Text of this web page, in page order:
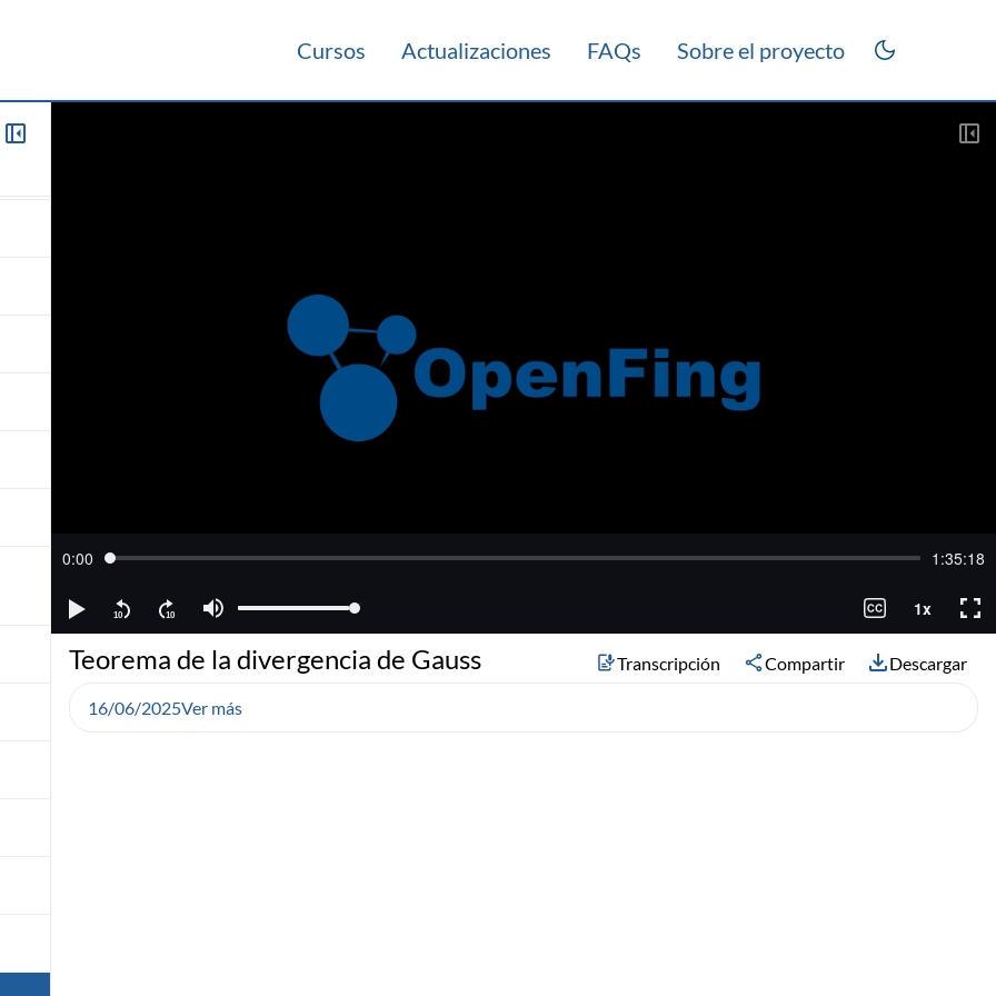
Cursos Actualizaciones FAQs Sobre el proyecto
Teorema de la divergencia de Gauss Transcripción Compartir Descargar
16/06/2025Ver más